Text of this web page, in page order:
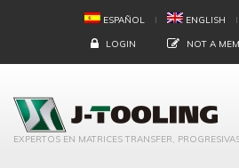
ESPAÑOL ENGLISH
LOGIN NOT A
EXPERTOS EN MATRICES TRANSFER,